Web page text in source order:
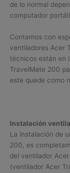
de lo normal
computador
Contamos con
ventiladores Acer
técnicos están en
TravelMate 200
este quede como
Instalación
La instalación de
200, es
del ventilador
(ventilador Acer